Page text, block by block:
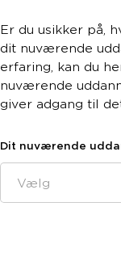
Er du usikker på,
dit nuværende
erfaring, kan du
nuværende
giver adgang til
Dit nuværende
Vælg